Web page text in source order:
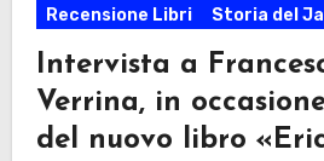
Recensione Libri
Storia del
Intervista a
Verrina, in
del nuovo libro